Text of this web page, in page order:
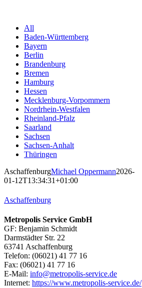
All
Baden-Württemberg
Bayern
Berlin
Brandenburg
Bremen
Hamburg
Hessen
Mecklenburg-Vorpommern
Nordrhein-Westfalen
Rheinland-Pfalz
Saarland
Sachsen
Sachsen-Anhalt
Thüringen
AschaffenburgMichael Oppermann2026-
01-12T13:34:31+01:00
Aschaffenburg
Metropolis Service GmbH
GF: Benjamin Schmidt
Darmstädter Str. 22
63741 Aschaffenburg
Telefon: (06021) 41 77 16
Fax: (06021) 41 77 16
E-Mail: info@metropolis-service.de
Internet: https://www.metropolis-service.de/